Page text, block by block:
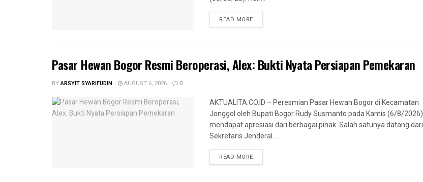
READ MORE
Pasar Hewan Bogor Resmi Beroperasi, Alex: Bukti Nyata Persiapan Pemekaran
BYARSYIT SYARIFUDIN AUGUST 6, 2026 0
AKTUALITA.CO.ID – Peresmian Pasar Hewan Bogor di Kecamatan
Jonggol oleh Bupati Bogor Rudy Susmanto pada Kamis (6/8/2026)
mendapat apresiasi dari berbagai pihak. Salah satunya datang dari
Sekretaris Jenderal...
READ MORE